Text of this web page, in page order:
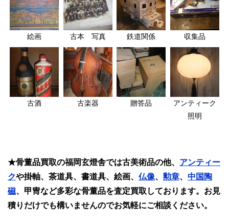
絵画 古本 写真 鉄道関係 収集品
古酒 古楽器 贈答品
アンティーク
照明
★骨董品買取の福岡玄燈舎では古美術品の他、 アンティー
クや掛軸、茶道具、書道具、絵画、 仏像、 勲章、 中国陶
磁、甲冑など多彩な骨董品を査定買取しております。お見
積りだけでも構いませんのでお気軽にご相談ください。